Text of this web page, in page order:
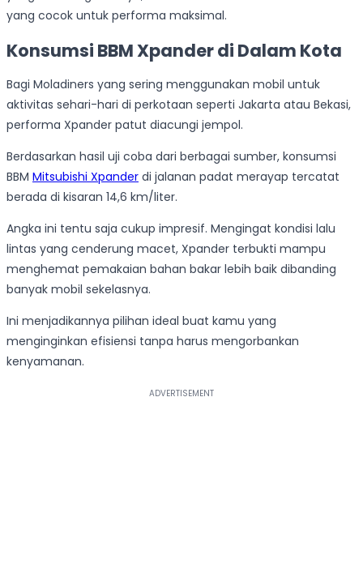
yang cocok untuk performa maksimal.
Konsumsi BBM Xpander di Dalam Kota
Bagi Moladiners yang sering menggunakan mobil untuk
aktivitas sehari-hari di perkotaan seperti Jakarta atau Bekasi,
performa Xpander patut diacungi jempol.
Berdasarkan hasil uji coba dari berbagai sumber, konsumsi
BBM Mitsubishi Xpander di jalanan padat merayap tercatat
berada di kisaran 14,6 km/liter.
Angka ini tentu saja cukup impresif. Mengingat kondisi lalu
lintas yang cenderung macet, Xpander terbukti mampu
menghemat pemakaian bahan bakar lebih baik dibanding
banyak mobil sekelasnya.
Ini menjadikannya pilihan ideal buat kamu yang
menginginkan efisiensi tanpa harus mengorbankan
kenyamanan.